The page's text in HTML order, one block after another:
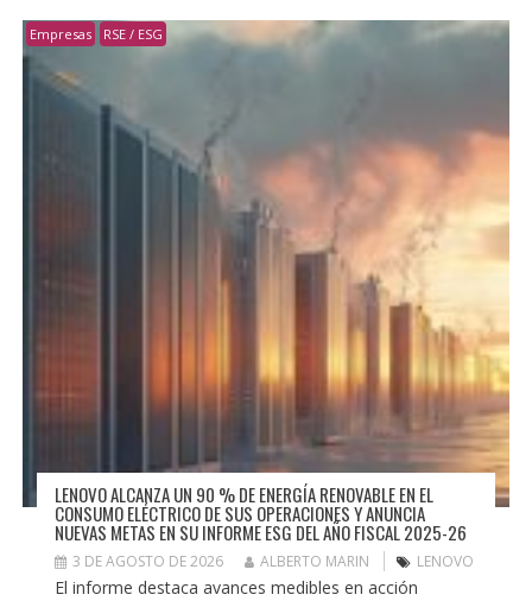
Empresas RSE / ESG
LENOVO ALCANZA UN 90 % DE ENERGÍA RENOVABLE EN EL
CONSUMO ELÉCTRICO DE SUS OPERACIONES Y ANUNCIA
NUEVAS METAS EN SU INFORME ESG DEL AÑO FISCAL 2025-26
3 DE AGOSTO DE 2026 ALBERTO MARIN LENOVO
El informe destaca avances medibles en acción